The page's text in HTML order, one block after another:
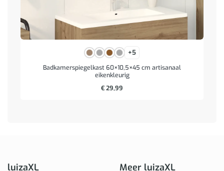
+5
Badkamerspiegelkast 60×10,5×45 cm artisanaal
eikenkleurig
€29,99
luizaXL Meer luizaXL